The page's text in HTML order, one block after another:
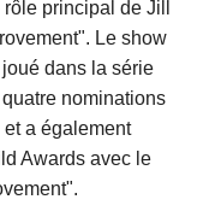
principal de Jill
Le show
dans la série
nominations
a également
Awards avec le